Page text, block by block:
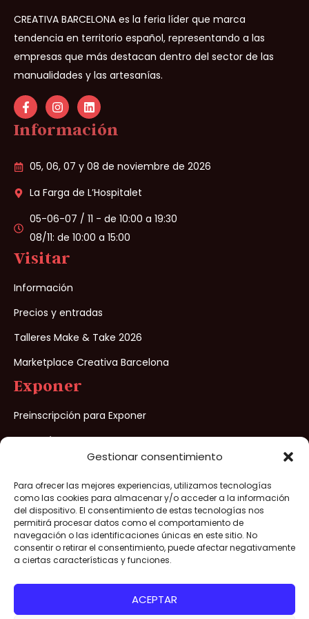
Gestionar consentimiento
Para ofrecer las mejores experiencias, utilizamos tecnologías
como las cookies para almacenar y/o acceder a la información
del dispositivo. El consentimiento de estas tecnologías nos
permitirá procesar datos como el comportamiento de
navegación o las identificaciones únicas en este sitio. No
consentir o retirar el consentimiento, puede afectar negativamente
a ciertas características y funciones.
ACEPTAR
CREATIVA BARCELONA es la feria líder que marca
tendencia en territorio español, representando a las
empresas que más destacan dentro del sector de las
manualidades y las artesanías.
Información
05, 06, 07 y 08 de noviembre de 2026
La Farga de L’Hospitalet
05-06-07 / 11 - de 10:00 a 19:30
08/11: de 10:00 a 15:00
Visitar
Información
Precios y entradas
Talleres Make & Take 2026
Marketplace Creativa Barcelona
Exponer
Preinscripción para Exponer
¿Porqué exponer?
Creativa Barcelona® 2026 – Todos los derechos reservados –
Aviso legal/Política de privacidad/Política de cookies
Condiciones de venta
Organizado por